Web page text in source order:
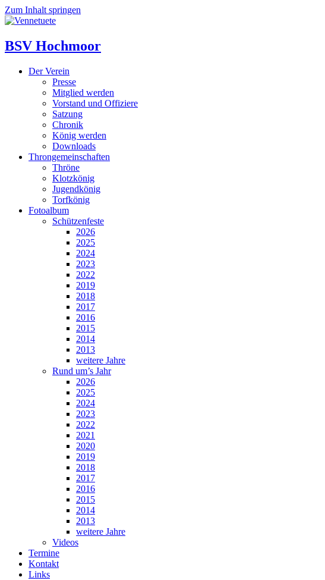
Zum Inhalt springen
BSV Hochmoor
Der Verein
Presse
Mitglied werden
Vorstand und Offiziere
Satzung
Chronik
König werden
Downloads
Throngemeinschaften
Thröne
Klotzkönig
Jugendkönig
Torfkönig
Fotoalbum
Schützenfeste
2026
2025
2024
2023
2022
2019
2018
2017
2016
2015
2014
2013
weitere Jahre
Rund um’s Jahr
2026
2025
2024
2023
2022
2021
2020
2019
2018
2017
2016
2015
2014
2013
weitere Jahre
Videos
Termine
Kontakt
Links